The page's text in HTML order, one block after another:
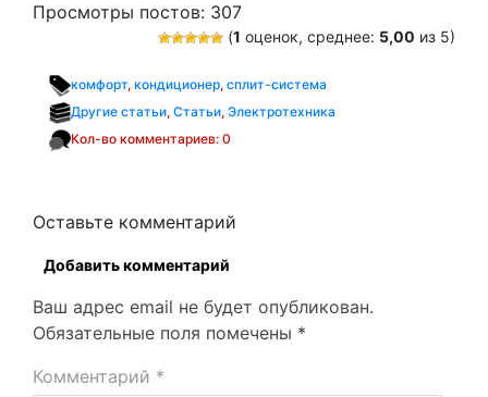
Просмотры постов: 307
(1 оценок, среднее: 5,00 из 5)
комфорт, кондиционер, сплит-система
Другие статьи, Статьи, Электротехника
Кол-во комментариев: 0
Оставьте комментарий
Добавить комментарий
Ваш адрес email не будет опубликован.
Обязательные поля помечены *
Комментарий *